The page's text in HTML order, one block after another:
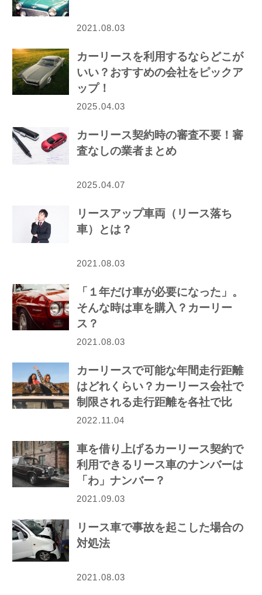
2021.08.03
カーリースを利用するならどこが
いい？おすすめの会社をピックア
ップ！
2025.04.03
カーリース契約時の審査不要！審
査なしの業者まとめ
2025.04.07
リースアップ車両（リース落ち
車）とは？
2021.08.03
「１年だけ車が必要になった」。
そんな時は車を購入？カーリー
ス？
2021.08.03
カーリースで可能な年間走行距離
はどれくらい？カーリース会社で
制限される走行距離を各社で比
較！
2022.11.04
車を借り上げるカーリース契約で
利用できるリース車のナンバーは
「わ」ナンバー？
2021.09.03
リース車で事故を起こした場合の
対処法
2021.08.03